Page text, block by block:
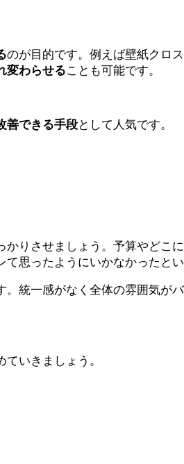
のが目的です。例えば壁紙クロ
変わらせることも可能です。
善できる手段として人気です。
かりさせましょう。予算やどこ
思ったようにいかなかったと
。統一感がなく全体の雰囲気が
ていきましょう。